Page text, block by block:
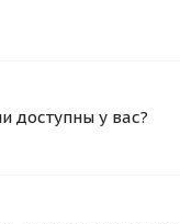
доступны у вас?